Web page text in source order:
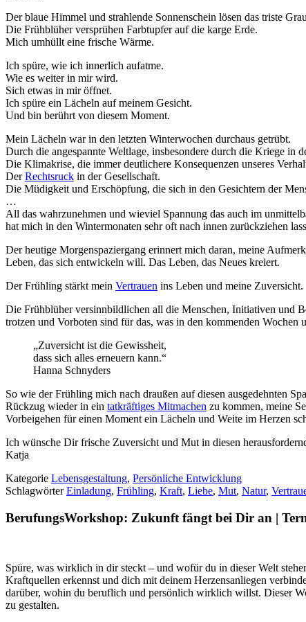
Der blaue Himmel und strahlende Sonnenschein lösen das triste
Die Frühblüher versprühen Farbtupfer auf die karge Erde.
Mich umhüllt eine frische Wärme.
Ich spüre, wie ich innerlich aufatme.
Wie es weiter in mir wird.
Sich etwas in mir öffnet.
Ich spüre ein Lächeln auf meinem Gesicht.
Und bin berührt von diesem Moment.
Mein Lächeln war in den letzten Winterwochen durchaus getrübt.
Durch die angespannte Weltlage, insbesondere durch die Kriege
Die Klimakrise, die immer deutlichere Konsequenzen unseres
DerRechtsruck in der Gesellschaft.
Die Müdigkeit und Erschöpfung, die sich in den Gesichtern der
…
All das wahrzunehmen und wieviel Spannung das auch im
hat mich in den Wintermonaten sehr oft nach innen zurückziehen
Der heutige Morgenspaziergang erinnert mich daran, meine
Leben, das sich entwickeln will. Das Leben, das Neues kreiert.
Der Frühling stärkt mein Vertrauen ins Leben und meine Zuversicht.
Die Frühblüher versinnbildlichen all die Menschen, Initiativen und
trotzen und Vorboten sind für das, was in den kommenden
„Zuversicht ist die Gewissheit,
dass sich alles erneuern kann.“
Hanna Schnyders
So wie der Frühling mich nach draußen auf diesen ausgedehnten
Rückzug wieder in ein tatkräftiges Mitmachen zu kommen, meine
Vorbeigehen für einen Moment ein Lächeln und Weite im Herzen
Ich wünsche Dir frische Zuversicht und Mut in diesen
Katja
Kategorie Lebensgestaltung, Persönliche Entwicklung
SchlagwörterEinladung, Frühling, Kraft, Liebe, Mut, Natur,
BerufungsWorkshop: Zukunft fängt bei Dir an |
Spüre, was wirklich in dir steckt – und wofür du in dieser Welt
Kraftquellen erkennst und dich mit deinem Herzensanliegen
darüber, wohin du beruflich und persönlich wirklich willst. Dieser
zu gestalten.